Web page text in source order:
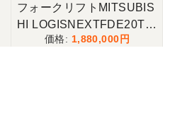
フォークリフトMITSUBIS
HI LOGISNEXTFDE20T三
菱 2トン フォークリフト
1,880,000